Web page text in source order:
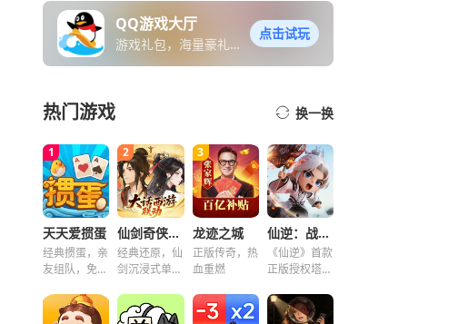
QQ游戏大厅
游戏礼包，海量豪礼免
点击试玩
热门游戏 换一换
天天爱掼蛋
经典掼蛋，亲
友组队，免费
仙剑奇侠传之新的开始
经典还原，仙
剑沉浸式单机
龙迹之城
正版传奇，热
血重燃
仙逆：战天道
《仙逆》首款
正版授权塔防